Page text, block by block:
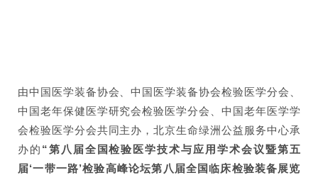
由中国医学装备协会、中国医学装备协会检验医学分会、
中国老年保健医学研究会检验医学分会、中国老年医学学
会检验医学分会共同主办，北京生命绿洲公益服务中心承
办的 “第八届全国检验医学技术与应用学术会议暨第五
届‘一带一路’检验高峰论坛第八届全国临床检验装备展览